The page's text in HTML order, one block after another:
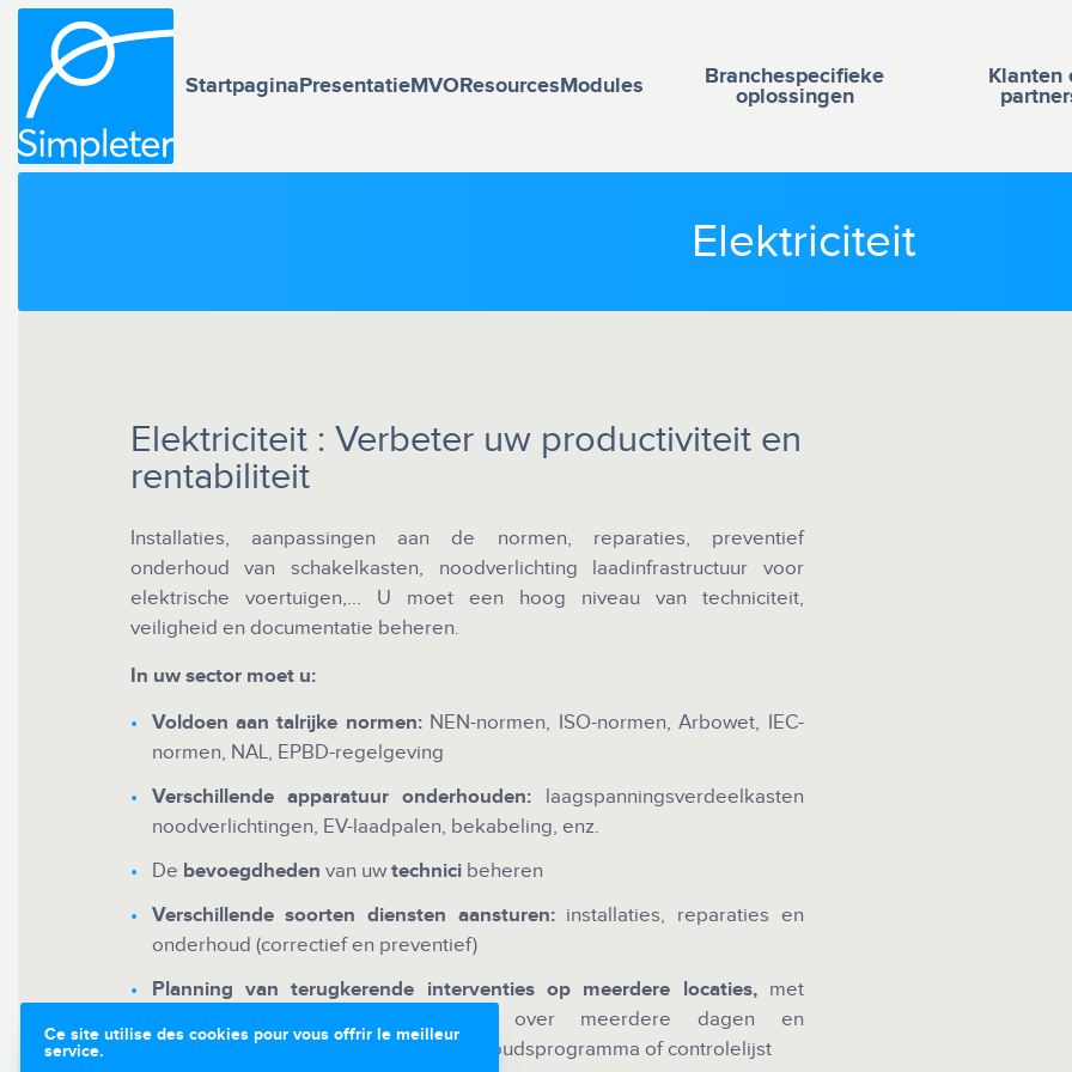
StartpaginaPresentatieMVOResourcesModules
Branchespecifieke
oplossingen
Klanten
Elektriciteit
Elektriciteit : Verbeter uw productiviteit en
rentabiliteit
Installaties, aanpassingen aan de normen, reparaties, preventief
onderhoud van schakelkasten, noodverlichting laadinfrastructuur voor
elektrische voertuigen,... U moet een hoog niveau van techniciteit,
veiligheid en documentatie beheren.
In uw sector moet u:
Voldoen aan talrijke normen: NEN-normen, ISO-normen, Arbowet, IEC-
normen, NAL, EPBD-regelgeving
Verschillende apparatuur onderhouden: laagspanningsverdeelkasten
noodverlichtingen, EV-laadpalen, bekabeling, enz.
De bevoegdheden van uw technicibeheren
Verschillende soorten diensten aansturen:installaties, reparaties en
onderhoud (correctief en preventief)
Planning van terugkerende interventies op meerdere locaties,met
meerdere uitvoerders, verspreid over meerdere dagen en
spoedgevallen, met of zonder onderhoudsprogramma of controlelijst
Ce site utilise des cookies pour vous offrir le meilleur
service.